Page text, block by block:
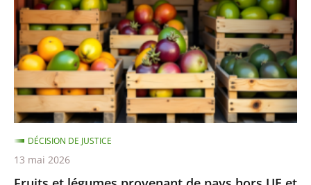
provenant
de
pays
hors
UE
contenant
des
résidus
DÉCISION DE JUSTICE
13 mai 2026